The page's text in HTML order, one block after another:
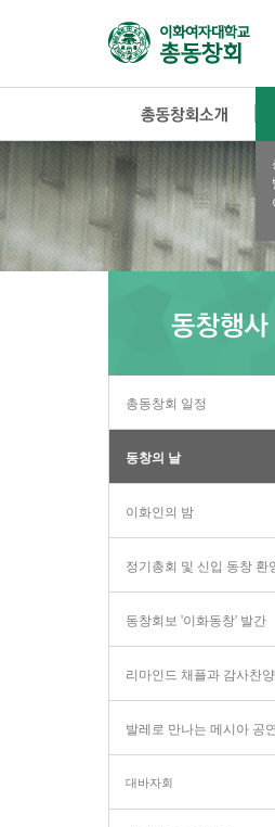
총동창회 일정
동창의 날
이화인의 밤
정기총회 및 신입 동창 환
동창회보 '이화동창' 발간
리마인드 채플과 감사찬
발레로 만나는 메시아 공연
대바자회